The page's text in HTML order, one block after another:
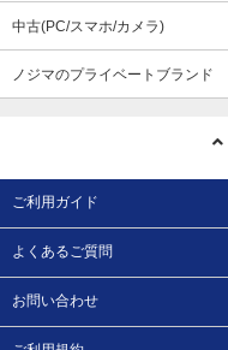
中古(PC/スマホ/カメラ)
ノジマのプライベートブランド
ご利用ガイド
よくあるご質問
お問い合わせ